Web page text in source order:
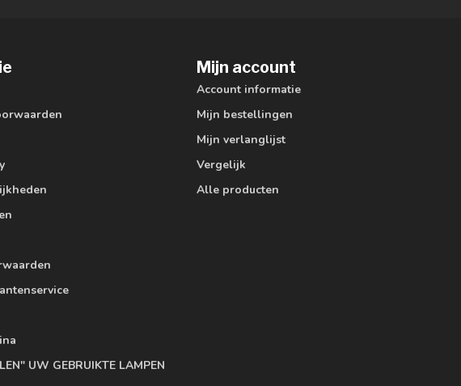
UW GEBRUIKTE LAMPEN
Mijn account
Account informatie
Mijn bestellingen
Mijn verlanglijst
Vergelijk
Alle producten